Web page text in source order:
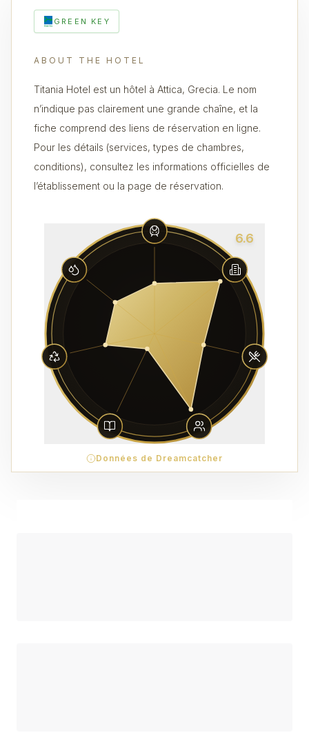
GREEN KEY
ABOUT THE HOTEL
Titania Hotel est un hôtel à Attica, Grecia. Le nom
n’indique pas clairement une grande chaîne, et la
fiche comprend des liens de réservation en ligne.
Pour les détails (services, types de chambres,
conditions), consultez les informations officielles de
l’établissement ou la page de réservation.
6.6
Données de Dreamcatcher